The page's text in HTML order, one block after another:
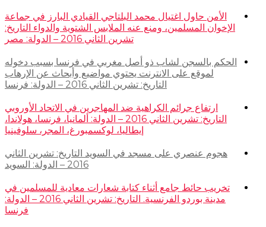
الأمن حاول اغتيال محمد البلتاجي القيادي البارز في جماعة
الإخوان المسلمين، ومنع عنه الملابس الشتوية والدواء التاريخ:
تشرين الثاني 2016 – الدولة: مصر
الحكم بالسجن لشاب ذو أصل مغربي في فرنسا بسبب دخوله
لموقع على الانترنت يحتوي مواضيع وأبحاث عن الإرهاب
التاريخ: تشرين الثاني 2016 – الدولة: فرنسا
ارتفاع جرائم الكراهية ضد المهاجرين في الاتحاد الأوروبي
التاريخ: تشرين الثاني 2016 – الدولة: ألمانيا، فرنسا، هولاندا،
إيطاليا، لوكسمبورغ، المجر، سلوفينيا
هجوم عنصري على مسجد في السويد التاريخ: تشرين الثاني
2016 – الدولة: السويد
تخريب حائط جامع أثناء كتابة شعارات معادية للمسلمين في
مدينة بوردو الفرنسية. التاريخ: تشرين الثاني 2016 – الدولة:
فرنسا